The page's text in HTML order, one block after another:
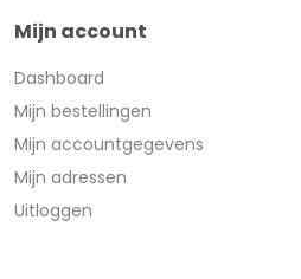
Mijn account
Dashboard
Mijn bestellingen
Mijn accountgegevens
Mijn adressen
Uitloggen